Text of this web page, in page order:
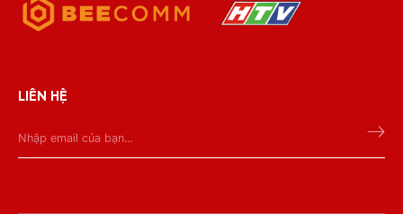
LIÊN HỆ